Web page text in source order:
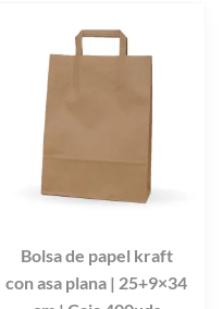
Bolsa de papel kraft
con asa plana | 25+9×34